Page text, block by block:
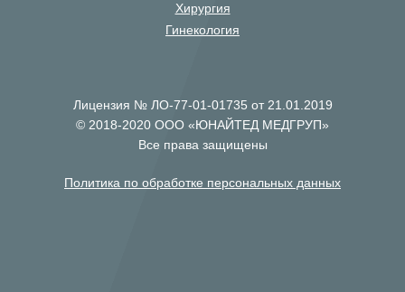
Хирургия
Гинекология
Лицензия № ЛО-77-01-01735 от 21.01.2019
© 2018-2020 ООО «ЮНАЙТЕД МЕДГРУП»
Все права защищены
Политика по обработке персональных данных